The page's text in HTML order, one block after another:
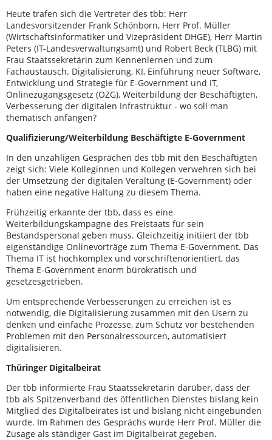
Heute trafen sich die Vertreter des tbb: Herr
Landesvorsitzender Frank Schönborn, Herr Prof. Müller
(Wirtschaftsinformatiker und Vizepräsident DHGE), Herr Martin
Peters (IT-Landesverwaltungsamt) und Robert Beck (TLBG) mit
Frau Staatssekretärin zum Kennenlernen und zum
Fachaustausch. Digitalisierung, KI, Einführung neuer Software,
Entwicklung und Strategie für E-Government und IT,
Onlinezugangsgesetz (OZG), Weiterbildung der Beschäftigten,
Verbesserung der digitalen Infrastruktur - wo soll man
thematisch anfangen?
Qualifizierung/Weiterbildung Beschäftigte E-Government
In den unzähligen Gesprächen des tbb mit den Beschäftigten
zeigt sich: Viele Kolleginnen und Kollegen verwehren sich bei
der Umsetzung der digitalen Veraltung (E-Government) oder
haben eine negative Haltung zu diesem Thema.
Frühzeitig erkannte der tbb, dass es eine
Weiterbildungskampagne des Freistaats für sein
Bestandspersonal geben muss. Gleichzeitig initiiert der tbb
eigenständige Onlinevorträge zum Thema E-Government. Das
Thema IT ist hochkomplex und vorschriftenorientiert, das
Thema E-Government enorm bürokratisch und
gesetzesgetrieben.
Um entsprechende Verbesserungen zu erreichen ist es
notwendig, die Digitalisierung zusammen mit den Usern zu
denken und einfache Prozesse, zum Schutz vor bestehenden
Problemen mit den Personalressourcen, automatisiert
digitalisieren.
Thüringer Digitalbeirat
Der tbb informierte Frau Staatssekretärin darüber, dass der
tbb als Spitzenverband des öffentlichen Dienstes bislang kein
Mitglied des Digitalbeirates ist und bislang nicht eingebunden
wurde. Im Rahmen des Gesprächs wurde Herr Prof. Müller die
Zusage als ständiger Gast im Digitalbeirat gegeben.